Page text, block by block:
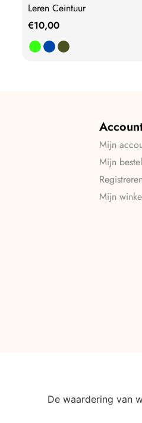
Leren Ceintuur
€10,00
Mijn
Mijn
Mijn
De waardering van